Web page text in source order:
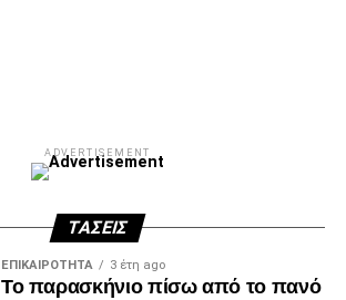
ADVERTISEMENT
ΤΆΣΕΙΣ
ΕΠΙΚΑΙΡΌΤΗΤΑ 3 έτη ago
Το παρασκήνιο πίσω από το πανό